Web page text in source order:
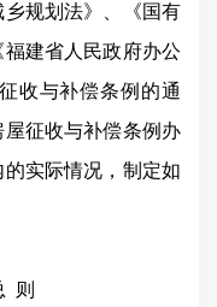
规划法》、《国有
建省人民政府办公
收与补偿条例的通
征收与补偿条例办
实际情况，制定如
则